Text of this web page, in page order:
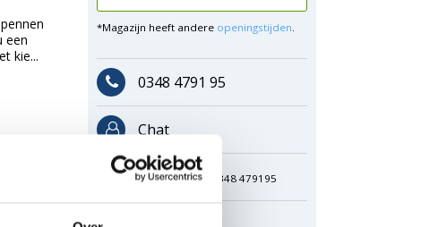
een
kie...
*Magazijn heeft andere openingstijden.
0348 4791 95
Chat
WhatsApp 0348 479195